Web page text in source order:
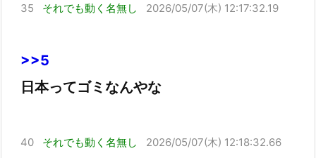
35 それでも動く名無し 2026/05/07(木) 12:17:32.19
>>5
日本ってゴミなんやな
40 それでも動く名無し 2026/05/07(木) 12:18:32.66